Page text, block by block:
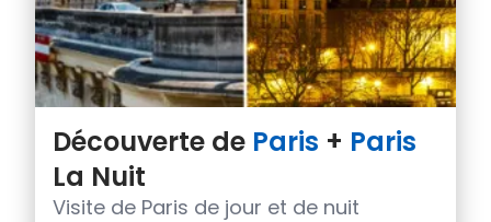
Découverte de Paris + Paris
La Nuit
Visite de Paris de jour et de nuit